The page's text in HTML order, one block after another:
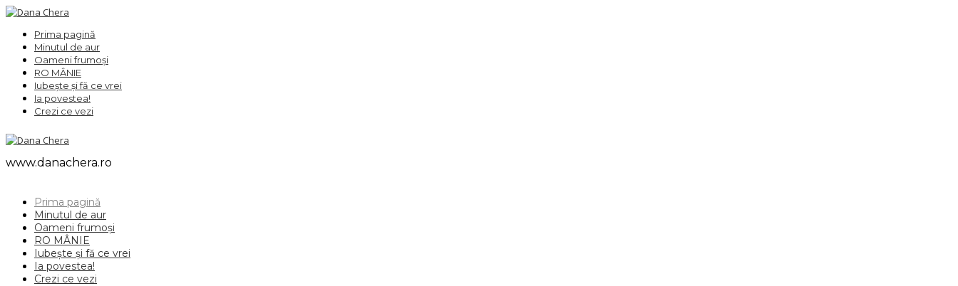
Prima pagină
Minutul de aur
Oameni frumoși
RO MÂNIE
Iubește și fă ce vrei
Ia povestea!
Crezi ce vezi
www.danachera.ro
Prima pagină
Minutul de aur
Oameni frumoși
RO MÂNIE
Iubește și fă ce vrei
Ia povestea!
Crezi ce vezi